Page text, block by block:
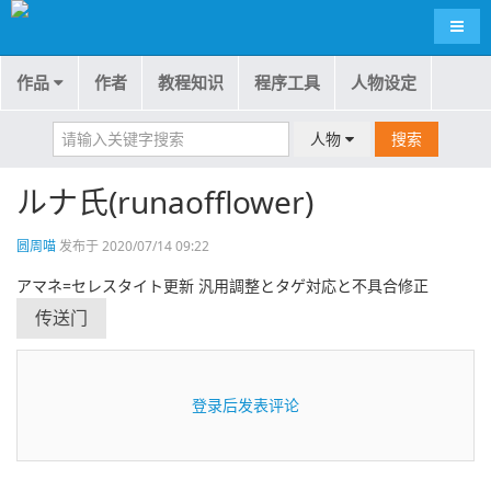
导航
作品 作者 教程知识 程序工具 人物设定
人物 搜索
ルナ氏(runaofflower)
圆周喵发布于 2020/07/14 09:22
アマネ=セレスタイト更新 汎用調整とタゲ対応と不具合修正
传送门
登录后发表评论